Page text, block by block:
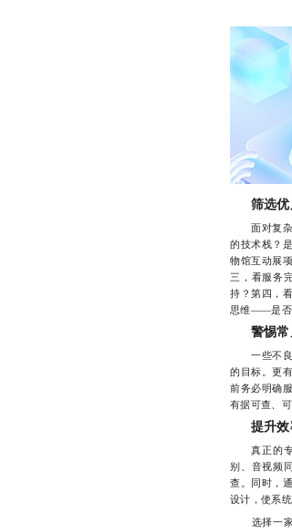
筛选
面对复杂
的技术栈？
物馆互动展
三，看服务
持？第四，
思维——是否
警惕
一些不良
的目标。更
前务必明确
有据可查、可
提升
真正的专
别、音视频
查。同时，
设计，使系
选择一家